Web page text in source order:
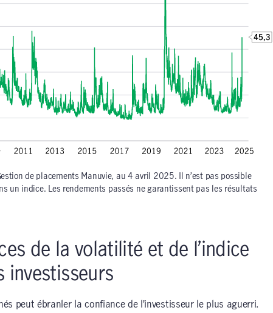
de placements Manuvie, au 4 avril 2025. Il n’est pas possible
un indice. Les rendements passés ne garantissent pas les résultats
de la volatilité et de l’indice
investisseurs
peut ébranler la confiance de l’investisseur le plus aguerri.